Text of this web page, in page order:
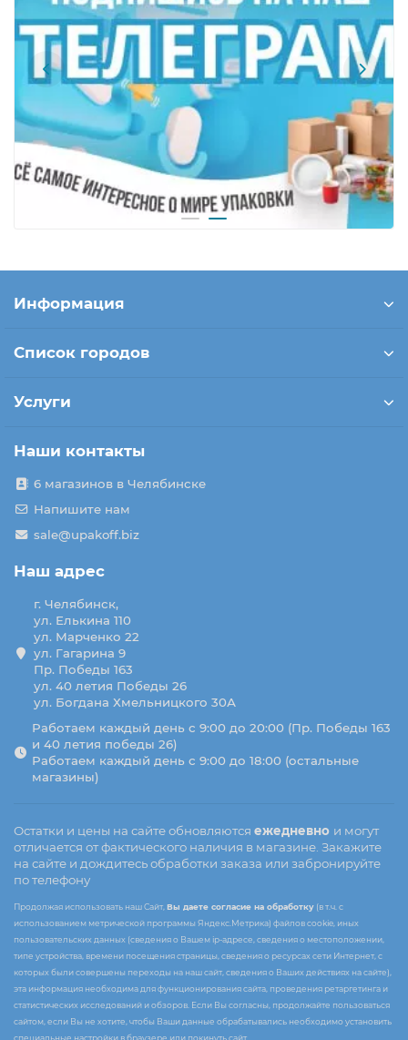
Информация
Список городов
Услуги
Наши контакты
6 магазинов в Челябинске
Напишите нам
sale@upakoff.biz
Наш адрес
г. Челябинск,
ул. Елькина 110
ул. Марченко 22
ул. Гагарина 9
Пр. Победы 163
ул. 40 летия Победы 26
ул. Богдана Хмельницкого 30А
Работаем каждый день с 9:00 до 20:00 (Пр. Победы 163
и 40 летия победы 26)
Работаем каждый день с 9:00 до 18:00 (остальные
магазины)
Остатки и цены на сайте обновляются ежедневно и могут
отличается от фактического наличия в магазине. Закажите
на сайте и дождитесь обработки заказа или забронируйте
по телефону
Продолжая использовать наш Сайт, Вы даете согласие на обработку (в т.ч. с
использованием метрической программы Яндекс.Метрика) файлов cookie, иных
пользовательских данных (сведения о Вашем ip-адресе, сведения о местоположении,
типе устройства, времени посещения страницы, сведения о ресурсах сети Интернет, с
которых были совершены переходы на наш сайт, сведения о Ваших действиях на сайте),
эта информация необходима для функционирования сайта, проведения ретаргетинга и
статистических исследований и обзоров. Если Вы согласны, продолжайте пользоваться
сайтом, если Вы не хотите, чтобы Ваши данные обрабатывались необходимо установить
специальные настройки в браузере или покинуть сайт.